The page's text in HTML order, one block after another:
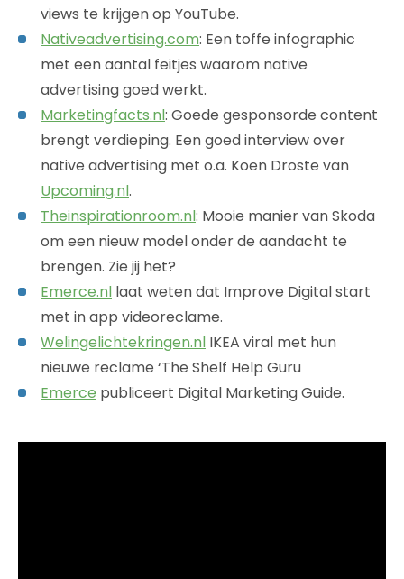
views te krijgen op YouTube.
Nativeadvertising.com: Een toffe infographic
met een aantal feitjes waarom native
advertising goed werkt.
Marketingfacts.nl: Goede gesponsorde content
brengt verdieping. Een goed interview over
native advertising met o.a. Koen Droste van
Upcoming.nl.
Theinspirationroom.nl: Mooie manier van Skoda
om een nieuw model onder de aandacht te
brengen. Zie jij het?
Emerce.nl laat weten dat Improve Digital start
met in app videoreclame.
Welingelichtekringen.nl IKEA viral met hun
nieuwe reclame ‘The Shelf Help Guru
Emerce publiceert Digital Marketing Guide.